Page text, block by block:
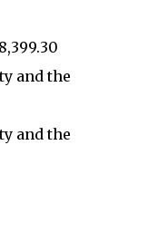
and the
and the